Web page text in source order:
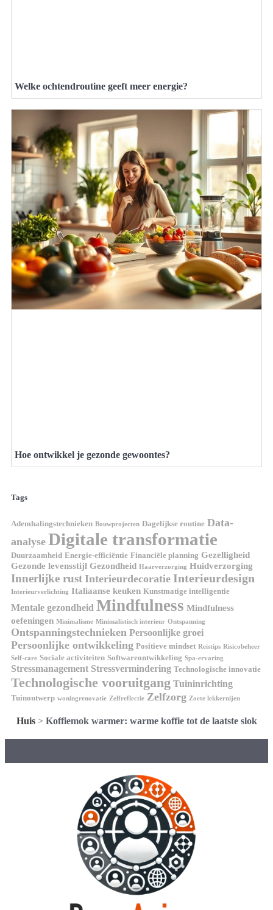
Welke ochtendroutine geeft meer energie?
Hoe ontwikkel je gezonde gewoontes?
Tags
Ademhalingstechnieken Bouwprojecten Dagelijkse routine Data-
analyse Digitale transformatie
Duurzaamheid Energie-efficiëntie Financiële planning Gezelligheid
Gezonde levensstijl Gezondheid Haarverzorging Huidverzorging
Innerlijke rust Interieurdecoratie Interieurdesign
Interieurverlichting Italiaanse keuken Kunstmatige intelligentie
Mentale gezondheid Mindfulness Mindfulness
oefeningen Minimalisme Minimalistisch interieur Ontspanning
Ontspanningstechnieken Persoonlijke groei
Persoonlijke ontwikkeling Positieve mindset Reistips Risicobeheer
Self-care Sociale activiteiten Softwareontwikkeling Spa-ervaring
Stressmanagement Stressvermindering Technologische innovatie
Technologische vooruitgang Tuininrichting
Tuinontwerp woningrenovatie Zelfreflectie Zelfzorg Zoete lekkernijen
Huis> Koffiemok warmer: warme koffie tot de laatste slok